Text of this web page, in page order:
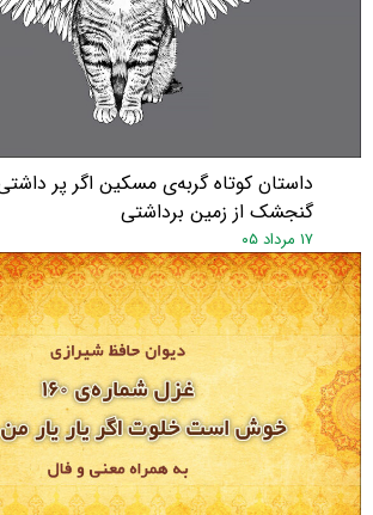
داستان کوتاه گربه‌ی مسکین اگر پر
گنجشک از زمین برداشتی
۱۷ مرداد ۰۵